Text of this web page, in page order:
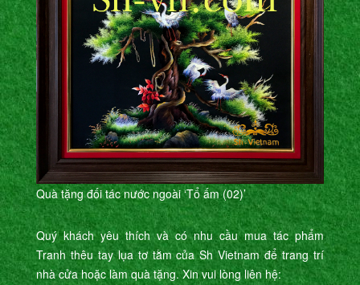
Quà tặng đối tác nước ngoài ‘Tổ ấm (02)’
Quý khách yêu thích và có nhu cầu mua tác phẩm
Tranh thêu tay lụa tơ tằm của Sh Vietnam để trang trí
nhà cửa hoặc làm quà tặng. Xin vui lòng liên hệ: